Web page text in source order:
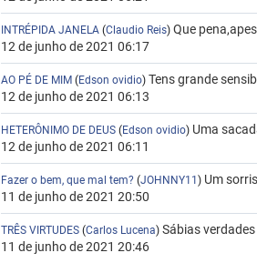
INTRÉPIDA JANELA (Claudio Reis)Que
12 de junho de 2021 06:17
AO PÉ DE MIM (Edson ovidio) Tens grande
12 de junho de 2021 06:13
HETERÔNIMO DE DEUS (Edson ovidio) Uma
12 de junho de 2021 06:11
Fazer o bem, que mal tem? (JOHNNY11) Um
11 de junho de 2021 20:50
TRÊS VIRTUDES (Carlos Lucena)Sábias
11 de junho de 2021 20:46